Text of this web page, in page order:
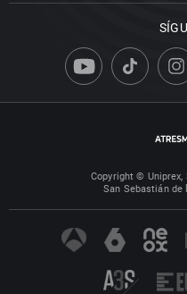
Copyright © Uniprex,
San Sebastián de